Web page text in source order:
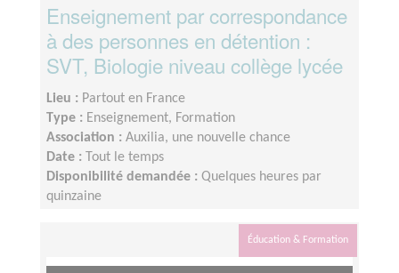
Enseignement par correspondance
à des personnes en détention :
SVT, Biologie niveau collège lycée
Lieu : Partout en France
Type : Enseignement, Formation
Association : Auxilia, une nouvelle chance
Date :
Tout le temps
Disponibilité demandée : Quelques heures par
quinzaine
Éducation & Formation